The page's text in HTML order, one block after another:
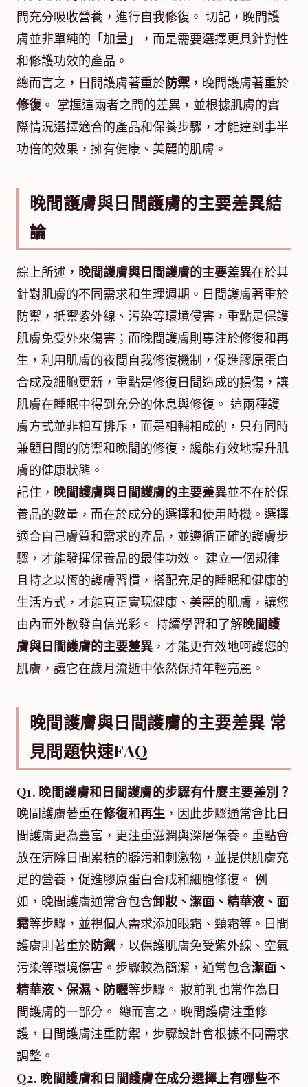
間充分吸收營養，進行自我修復。 切記，晚間護
膚並非單純的「加量」，而是需要選擇更具針對性
和修護功效的產品。
總而言之，日間護膚著重於防禦 ，晚間護膚著重於
修復。 掌握這兩者之間的差異，並根據肌膚的實
際情況選擇適合的產品和保養步驟，才能達到事半
功倍的效果，擁有健康、美麗的肌膚。
晚間護膚與日間護膚的主要差異結
論
綜上所述， 晚間護膚與日間護膚的主要差異在於其
針對肌膚的不同需求和生理週期。日間護膚著重於
防禦，抵禦紫外線、污染等環境侵害，重點是保護
肌膚免受外來傷害；而晚間護膚則專注於修復和再
生，利用肌膚的夜間自我修復機制，促進膠原蛋白
合成及細胞更新，重點是修復日間造成的損傷，讓
肌膚在睡眠中得到充分的休息與修復。 這兩種護
膚方式並非相互排斥，而是相輔相成的，只有同時
兼顧日間的防禦和晚間的修復，纔能有效地提升肌
膚的健康狀態。
記住， 晚間護膚與日間護膚的主要差異並不在於保
養品的數量，而在於成分的選擇和使用時機。選擇
適合自己膚質和需求的產品，並遵循正確的護膚步
驟，才能發揮保養品的最佳功效。 建立一個規律
且持之以恆的護膚習慣，搭配充足的睡眠和健康的
生活方式，才能真正實現健康、美麗的肌膚，讓您
由內而外散發自信光彩。 持續學習和了解晚間護
膚與日間護膚的主要差異 ，才能更有效地呵護您的
肌膚，讓它在歲月流逝中依然保持年輕亮麗。
晚間護膚與日間護膚的主要差異 常
見問題快速FAQ
Q1. 晚間護膚和日間護膚的步驟有什麼主要差別？
晚間護膚著重在修復和再生 ，因此步驟通常會比日
間護膚更為豐富，更注重滋潤與深層保養。重點會
放在清除日間累積的髒污和刺激物，並提供肌膚充
足的營養，促進膠原蛋白合成和細胞修復。 例
如，晚間護膚通常會包含卸妝、潔面、精華液、面
霜等步驟，並視個人需求添加眼霜、頸霜等。日間
護膚則著重於防禦 ，以保護肌膚免受紫外線、空氣
污染等環境傷害。步驟較為簡潔，通常包含潔面、
精華液、保濕、防曬等步驟。 妝前乳也常作為日
間護膚的一部分。 總而言之，晚間護膚注重修
護，日間護膚注重防禦，步驟設計會根據不同需求
調整。
Q2. 晚間護膚和日間護膚在成分選擇上有哪些不